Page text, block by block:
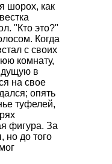
шорох, как
"Кто это?"
Когда
с своих
комнату,
в
на свое
опять
туфелей,
фигура. За
но до того